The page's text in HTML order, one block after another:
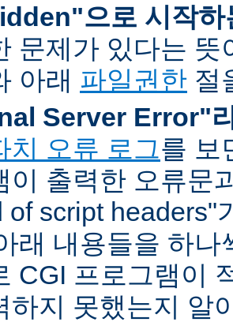
으로 시작하
문제가 있다는
아래 파일권한 절
Server Error"
치 오류 로그를 보
이 출력한 오류문
of script headers"
래 내용들을 하나
CGI 프로그램이
하지 못했는지 알